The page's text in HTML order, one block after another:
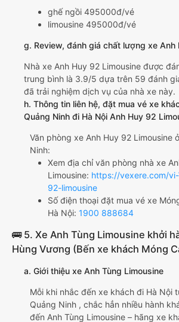
ghế ngồi 495000đ/vé
limousine 495000đ/vé
g. Review, đánh giá chất lượng xe Anh
Nhà xe Anh Huy 92 Limousine được
trung bình là 3.9/5 dựa trên 59 đánh
đã trải nghiệm dịch vụ của nhà xe này.
h. Thông tin liên hệ, đặt mua vé xe
Quảng Ninh đi Hà Nội Anh Huy 92
Văn phòng xe Anh Huy 92 Limousine
Ninh:
Xem địa chỉ văn phòng nhà xe
Limousine: https://vexere.com/
92-limousine
Số điện thoại đặt mua vé xe
Hà Nội: 1900 888684
🚌 5. Xe Anh Tùng Limousine khởi
Hùng Vương (Bến xe khách Móng
a. Giới thiệu xe Anh Tùng Limousine
Mỗi khi nhắc đến xe khách đi Hà Nội
Quảng Ninh , chắc hẳn nhiều hành
đến Anh Tùng Limousine – hãng xe